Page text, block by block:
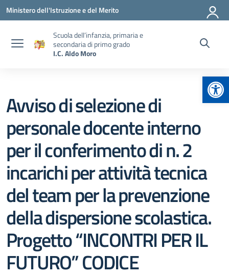
Vai ai contenuti
Vai al menu di navigazione
Vai al footer
Ministero dell'Istruzione e del Merito
Scuola dell’infanzia, primaria e
secondaria di primo grado
I.C. Aldo Moro
Avviso di selezione di
personale docente interno
per il conferimento di n. 2
incarichi per attività tecnica
del team per la prevenzione
della dispersione scolastica.
Progetto “INCONTRI PER IL
FUTURO” CODICE